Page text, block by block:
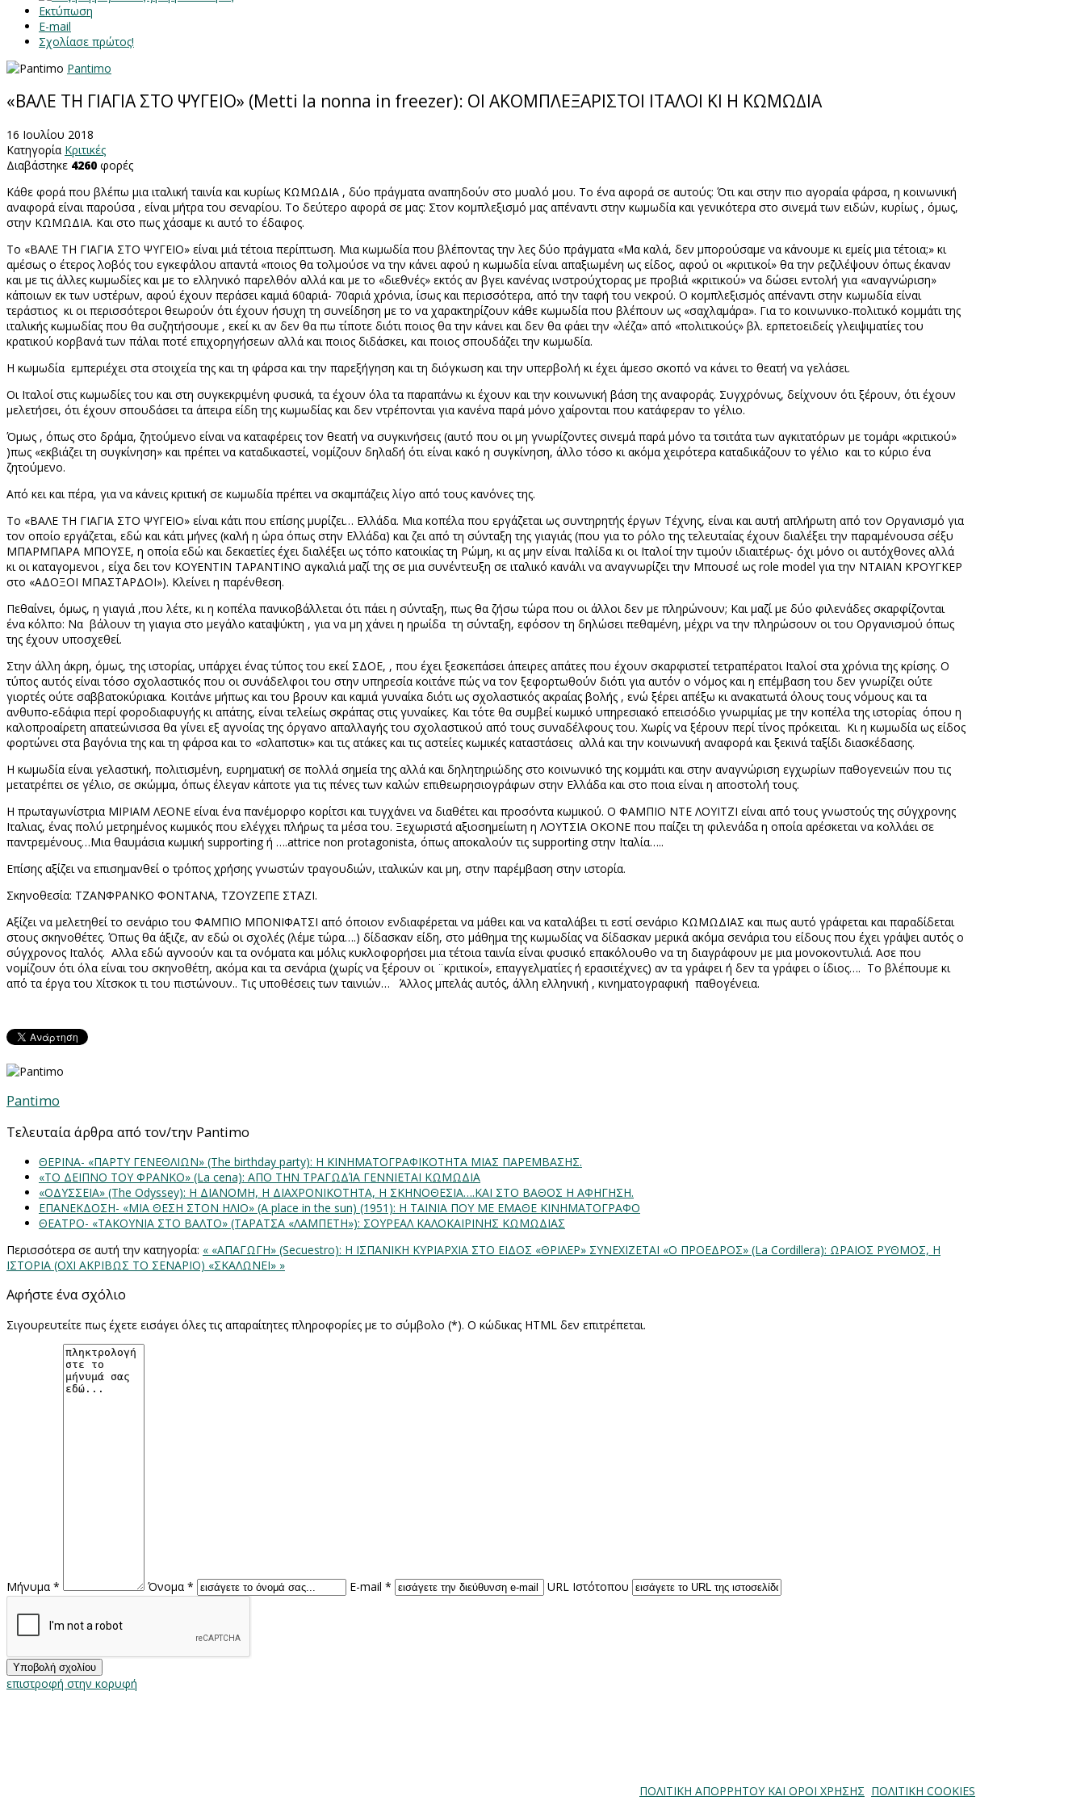
Εκτύπωση
E-mail
Σχολίασε πρώτος!
Pantimo
«ΒΑΛΕ ΤΗ ΓΙΑΓΙΑ ΣΤΟ ΨΥΓΕΙΟ» (Metti la nonna in freezer): ΟΙ ΑΚΟΜΠΛΕΞΑΡΙΣΤΟΙ ΙΤΑΛΟΙ ΚΙ Η ΚΩΜΩΔΙΑ
16 Ιουλίου 2018
Κατηγορία Κριτικές
Διαβάστηκε 4260 φορές
Κάθε φορά που βλέπω μια ιταλική ταινία και κυρίως ΚΩΜΩΔΙΑ , δύο πράγματα αναπηδούν στο μυαλό μου. Το ένα αφορά σε αυτούς: Ότι και στην πιο αγοραία φάρσα, η κοινωνική
αναφορά είναι παρούσα , είναι μήτρα του σεναρίου. Το δεύτερο αφορά σε μας: Στον κομπλεξισμό μας απέναντι στην κωμωδία και γενικότερα στο σινεμά των ειδών, κυρίως , όμως,
στην ΚΩΜΩΔΙΑ. Και στο πως χάσαμε κι αυτό το έδαφος.
Το «ΒΑΛΕ ΤΗ ΓΙΑΓΙΑ ΣΤΟ ΨΥΓΕΙΟ» είναι μιά τέτοια περίπτωση. Μια κωμωδία που βλέποντας την λες δύο πράγματα «Μα καλά, δεν μπορούσαμε να κάνουμε κι εμείς μια τέτοια;» κι
αμέσως ο έτερος λοβός του εγκεφάλου απαντά «ποιος θα τολμούσε να την κάνει αφού η κωμωδία είναι απαξιωμένη ως είδος, αφού οι «κριτικοί» θα την ρεζιλέψουν όπως έκαναν
και με τις άλλες κωμωδίες και με το ελληνικό παρελθόν αλλά και με το «διεθνές» εκτός αν βγει κανένας ινστρούχτορας με προβιά «κριτικού» να δώσει εντολή για «αναγνώριση»
κάποιων εκ των υστέρων, αφού έχουν περάσει καμιά 60αριά- 70αριά χρόνια, ίσως και περισσότερα, από την ταφή του νεκρού. Ο κομπλεξισμός απέναντι στην κωμωδία είναι
τεράστιος κι οι περισσότεροι θεωρούν ότι έχουν ήσυχη τη συνείδηση με το να χαρακτηρίζουν κάθε κωμωδία που βλέπουν ως «σαχλαμάρα». Για το κοινωνικο-πολιτικό κομμάτι της
ιταλικής κωμωδίας που θα συζητήσουμε , εκεί κι αν δεν θα πω τίποτε διότι ποιος θα την κάνει και δεν θα φάει την «λέζα» από «πολιτικούς» βλ. ερπετοειδείς γλειψιματίες του
κρατικού κορβανά των πάλαι ποτέ επιχορηγήσεων αλλά και ποιος διδάσκει, και ποιος σπουδάζει την κωμωδία.
Η κωμωδία εμπεριέχει στα στοιχεία της και τη φάρσα και την παρεξήγηση και τη διόγκωση και την υπερβολή κι έχει άμεσο σκοπό να κάνει το θεατή να γελάσει.
Οι Ιταλοί στις κωμωδίες του και στη συγκεκριμένη φυσικά, τα έχουν όλα τα παραπάνω κι έχουν και την κοινωνική βάση της αναφοράς. Συγχρόνως, δείχνουν ότι ξέρουν, ότι έχουν
μελετήσει, ότι έχουν σπουδάσει τα άπειρα είδη της κωμωδίας και δεν ντρέπονται για κανένα παρά μόνο χαίρονται που κατάφεραν το γέλιο.
Όμως , όπως στο δράμα, ζητούμενο είναι να καταφέρεις τον θεατή να συγκινήσεις (αυτό που οι μη γνωρίζοντες σινεμά παρά μόνο τα τσιτάτα των αγκιτατόρων με τομάρι «κριτικού»
)πως «εκβιάζει τη συγκίνηση» και πρέπει να καταδικαστεί, νομίζουν δηλαδή ότι είναι κακό η συγκίνηση, άλλο τόσο κι ακόμα χειρότερα καταδικάζουν το γέλιο και το κύριο ένα
ζητούμενο.
Από κει και πέρα, για να κάνεις κριτική σε κωμωδία πρέπει να σκαμπάζεις λίγο από τους κανόνες της.
Το «ΒΑΛΕ ΤΗ ΓΙΑΓΙΑ ΣΤΟ ΨΥΓΕΙΟ» είναι κάτι που επίσης μυρίζει… Ελλάδα. Μια κοπέλα που εργάζεται ως συντηρητής έργων Τέχνης, είναι και αυτή απλήρωτη από τον Οργανισμό για
τον οποίο εργάζεται, εδώ και κάτι μήνες (καλή η ώρα όπως στην Ελλάδα) και ζει από τη σύνταξη της γιαγιάς (που για το ρόλο της τελευταίας έχουν διαλέξει την παραμένουσα σέξυ
ΜΠΑΡΜΠΑΡΑ ΜΠΟΥΣΕ, η οποία εδώ και δεκαετίες έχει διαλέξει ως τόπο κατοικίας τη Ρώμη, κι ας μην είναι Ιταλίδα κι οι Ιταλοί την τιμούν ιδιαιτέρως- όχι μόνο οι αυτόχθονες αλλά
κι οι καταγομενοι , είχα δει τον ΚΟΥΕΝΤΙΝ ΤΑΡΑΝΤΙΝΟ αγκαλιά μαζί της σε μια συνέντευξη σε ιταλικό κανάλι να αναγνωρίζει την Μπουσέ ως role model για την ΝΤΑΪΑΝ ΚΡΟΥΓΚΕΡ
στο «ΑΔΟΞΟΙ ΜΠΑΣΤΑΡΔΟΙ»). Κλείνει η παρένθεση.
Πεθαίνει, όμως, η γιαγιά ,που λέτε, κι η κοπέλα πανικοβάλλεται ότι πάει η σύνταξη, πως θα ζήσω τώρα που οι άλλοι δεν με πληρώνουν; Και μαζί με δύο φιλενάδες σκαρφίζονται
ένα κόλπο: Να βάλουν τη γιαγια στο μεγάλο καταψύκτη , για να μη χάνει η ηρωίδα τη σύνταξη, εφόσον τη δηλώσει πεθαμένη, μέχρι να την πληρώσουν οι του Οργανισμού όπως
της έχουν υποσχεθεί.
Στην άλλη άκρη, όμως, της ιστορίας, υπάρχει ένας τύπος του εκεί ΣΔΟΕ, , που έχει ξεσκεπάσει άπειρες απάτες που έχουν σκαρφιστεί τετραπέρατοι Ιταλοί στα χρόνια της κρίσης. Ο
τύπος αυτός είναι τόσο σχολαστικός που οι συνάδελφοι του στην υπηρεσία κοιτάνε πώς να τον ξεφορτωθούν διότι για αυτόν ο νόμος και η επέμβαση του δεν γνωρίζει ούτε
γιορτές ούτε σαββατοκύριακα. Κοιτάνε μήπως και του βρουν και καμιά γυναίκα διότι ως σχολαστικός ακραίας βολής , ενώ ξέρει απέξω κι ανακατωτά όλους τους νόμους και τα
ανθυπο-εδάφια περί φοροδιαφυγής κι απάτης, είναι τελείως σκράπας στις γυναίκες. Και τότε θα συμβεί κωμικό υπηρεσιακό επεισόδιο γνωριμίας με την κοπέλα της ιστορίας όπου η
καλοπροαίρετη απατεώνισσα θα γίνει εξ αγνοίας της όργανο απαλλαγής του σχολαστικού από τους συναδέλφους του. Χωρίς να ξέρουν περί τίνος πρόκειται. Κι η κωμωδία ως είδος
φορτώνει στα βαγόνια της και τη φάρσα και το «σλαπστικ» και τις ατάκες και τις αστείες κωμικές καταστάσεις αλλά και την κοινωνική αναφορά και ξεκινά ταξίδι διασκέδασης.
Η κωμωδία είναι γελαστική, πολιτισμένη, ευρηματική σε πολλά σημεία της αλλά και δηλητηριώδης στο κοινωνικό της κομμάτι και στην αναγνώριση εγχωρίων παθογενειών που τις
μετατρέπει σε γέλιο, σε σκώμμα, όπως έλεγαν κάποτε για τις πένες των καλών επιθεωρησιογράφων στην Ελλάδα και στο ποια είναι η αποστολή τους.
Η πρωταγωνίστρια ΜΙΡΙΑΜ ΛΕΟΝΕ είναι ένα πανέμορφο κορίτσι και τυγχάνει να διαθέτει και προσόντα κωμικού. Ο ΦΑΜΠΙΟ ΝΤΕ ΛΟΥΙΤΖΙ είναι από τους γνωστούς της σύγχρονης
Ιταλιας, ένας πολύ μετρημένος κωμικός που ελέγχει πλήρως τα μέσα του. Ξεχωριστά αξιοσημείωτη η ΛΟΥΤΣΙΑ ΟΚΟΝΕ που παίζει τη φιλενάδα η οποία αρέσκεται να κολλάει σε
παντρεμένους…Μια θαυμάσια κωμική supportingή ….attrice non protagonista, όπως αποκαλούν τις supportingστην Ιταλία…..
Επίσης αξίζει να επισημανθεί ο τρόπος χρήσης γνωστών τραγουδιών, ιταλικών και μη, στην παρέμβαση στην ιστορία.
Σκηνοθεσία: ΤΖΑΝΦΡΑΝΚΟ ΦΟΝΤΑΝΑ, ΤΖΟΥΖΕΠΕ ΣΤΑΖΙ.
Αξίζει να μελετηθεί το σενάριο του ΦΑΜΠΙΟ ΜΠΟΝΙΦΑΤΣΙ από όποιον ενδιαφέρεται να μάθει και να καταλάβει τι εστί σενάριο ΚΩΜΩΔΙΑΣ και πως αυτό γράφεται και παραδίδεται
στους σκηνοθέτες. Όπως θα άξιζε, αν εδώ οι σχολές (λέμε τώρα….) δίδασκαν είδη, στο μάθημα της κωμωδίας να δίδασκαν μερικά ακόμα σενάρια του είδους που έχει γράψει αυτός ο
σύγχρονος Ιταλός. Αλλα εδώ αγνοούν και τα ονόματα και μόλις κυκλοφορήσει μια τέτοια ταινία είναι φυσικό επακόλουθο να τη διαγράφουν με μια μονοκοντυλιά. Ασε που
νομίζουν ότι όλα είναι του σκηνοθέτη, ακόμα και τα σενάρια (χωρίς να ξέρουν οι ¨κριτικοί», επαγγελματίες ή ερασιτέχνες) αν τα γράφει ή δεν τα γράφει ο ίδιος…. Το βλέπουμε κι
από τα έργα του Χίτσκοκ τι του πιστώνουν.. Τις υποθέσεις των ταινιών…
Άλλος μπελάς αυτός, άλλη ελληνική , κινηματογραφική παθογένεια.
Pantimo
Τελευταία άρθρα από τον/την Pantimo
ΘΕΡΙΝΑ- «ΠΑΡΤΥ ΓΕΝΕΘΛΙΩΝ» (The birthday party): H KINHMATOΓΡΑΦΙΚΟΤΗΤΑ ΜΙΑΣ ΠΑΡΕΜΒΑΣΗΣ.
«ΤΟ ΔΕΙΠΝΟ ΤΟΥ ΦΡΑΝΚΟ» (La cena): ΑΠΟ ΤΗΝ ΤΡΑΓΩΔΊΑ ΓΕΝΝΙΕΤΑΙ ΚΩΜΩΔΙΑ
«ΟΔΥΣΣΕΙΑ» (The Odyssey): Η ΔΙΑΝΟΜΗ, Η ΔΙΑΧΡΟΝΙΚΟΤΗΤΑ, Η ΣΚΗΝΟΘΕΣΙΑ….ΚΑΙ ΣΤΟ ΒΑΘΟΣ Η ΑΦΗΓΗΣΗ.
ΕΠΑΝΕΚΔΟΣΗ- «ΜΙΑ ΘΕΣΗ ΣΤΟΝ ΗΛΙΟ» (Α place in the sun) (1951): Η ΤΑΙΝΙΑ ΠΟΥ ΜΕ ΕΜΑΘΕ ΚΙΝΗΜΑΤΟΓΡΑΦΟ
ΘΕΑΤΡΟ- «ΤΑΚΟΥΝΙΑ ΣΤΟ ΒΑΛΤΟ» (ΤΑΡΑΤΣΑ «ΛΑΜΠΕΤΗ»): ΣΟΥΡΕΑΛ ΚΑΛΟΚΑΙΡΙΝΗΣ ΚΩΜΩΔΙΑΣ
Περισσότερα σε αυτή την κατηγορία: « «ΑΠΑΓΩΓΗ» (Secuestro): Η ΙΣΠΑΝΙΚΗ ΚΥΡΙΑΡΧΙΑ ΣΤΟ ΕΙΔΟΣ «ΘΡΙΛΕΡ» ΣΥΝΕΧΙΖΕΤΑΙ «Ο ΠΡΟΕΔΡΟΣ» (La Cordillera): ΩΡΑΙΟΣ ΡΥΘΜΟΣ, Η
ΙΣΤΟΡΙΑ (ΟΧΙ ΑΚΡΙΒΩΣ ΤΟ ΣΕΝΑΡΙΟ) «ΣΚΑΛΩΝΕΙ» »
Αφήστε ένα σχόλιο
Σιγουρευτείτε πως έχετε εισάγει όλες τις απαραίτητες πληροφορίες με το σύμβολο (*). Ο κώδικας HTML δεν επιτρέπεται.
Μήνυμα * Όνομα * E-mail * URL Ιστότοπου
επιστροφή στην κορυφή
ΠΟΛΙΤΙΚΗ ΑΠΟΡΡΗΤΟΥ ΚΑΙ ΟΡΟΙ ΧΡΗΣΗΣ ΠΟΛΙΤΙΚΗ COOKIES